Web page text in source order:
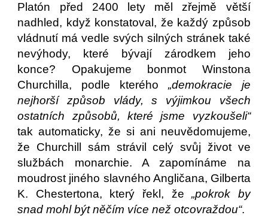
Platón před 2400 lety měl zřejmě větší
nadhled, když konstatoval, že každý způsob
vládnutí má vedle svých silných stránek také
nevýhody, které bývají zárodkem jeho
konce? Opakujeme bonmot Winstona
Churchilla, podle kterého „demokracie je
nejhorší způsob vlády, s výjimkou všech
ostatních způsobů, které jsme vyzkoušeli“
tak automaticky, že si ani neuvědomujeme,
že Churchill sám strávil celý svůj život ve
službách monarchie. A zapomínáme na
moudrost jiného slavného Angličana, Gilberta
K. Chestertona, který řekl, že„pokrok by
snad mohl být něčím více než otcovraždou“.